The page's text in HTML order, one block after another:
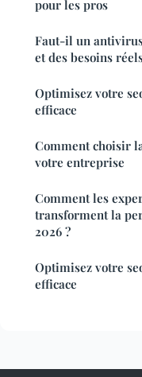
pour les pros
Faut-il un
et des besoins
Optimisez votre
efficace
Comment choisir
votre entreprise
Comment les
transforment la
2026 ?
Optimisez votre
efficace